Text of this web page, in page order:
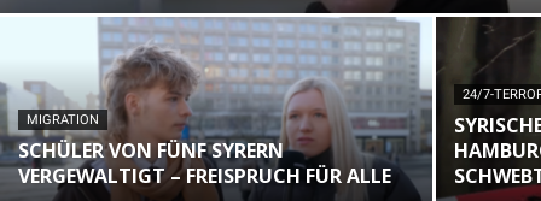
MIGRATION
SCHÜLER VON FÜNF SYRERN
VERGEWALTIGT – FREISPRUCH FÜR ALLE
24/7-